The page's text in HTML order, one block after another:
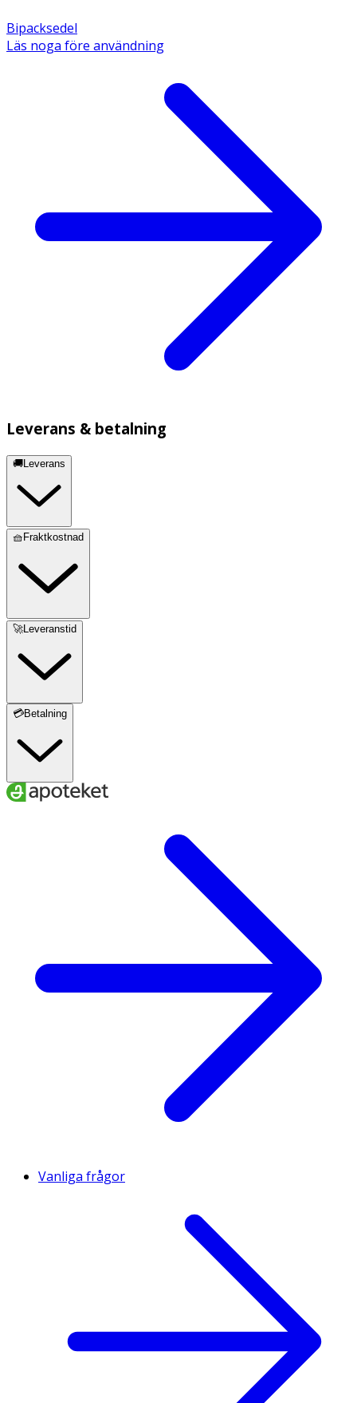
Bipacksedel
Läs noga före användning
Leverans & betalning
🚚Leverans
🧺Fraktkostnad
🚀Leveranstid
💳Betalning
Vanliga frågor